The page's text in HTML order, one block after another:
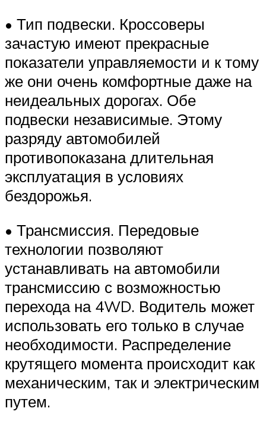
• Тип подвески. Кроссоверы
зачастую имеют прекрасные
показатели управляемости и к тому
же они очень комфортные даже на
неидеальных дорогах. Обе
подвески независимые. Этому
разряду автомобилей
противопоказана длительная
эксплуатация в условиях
бездорожья.
• Трансмиссия. Передовые
технологии позволяют
устанавливать на автомобили
трансмиссию с возможностью
перехода на 4WD. Водитель может
использовать его только в случае
необходимости. Распределение
крутящего момента происходит как
механическим, так и электрическим
путем.